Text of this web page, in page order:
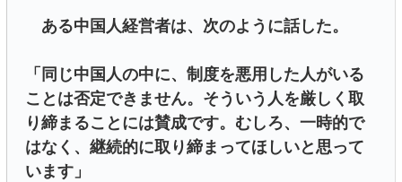
ある中国人経営者は、次のように話した。
「同じ中国人の中に、制度を悪用した人がいる
ことは否定できません。そういう人を厳しく取
り締まることには賛成です。むしろ、一時的で
はなく、継続的に取り締まってほしいと思って
います」